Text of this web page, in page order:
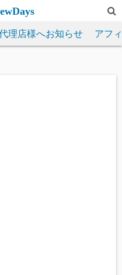
理店様へお知らせ アフ